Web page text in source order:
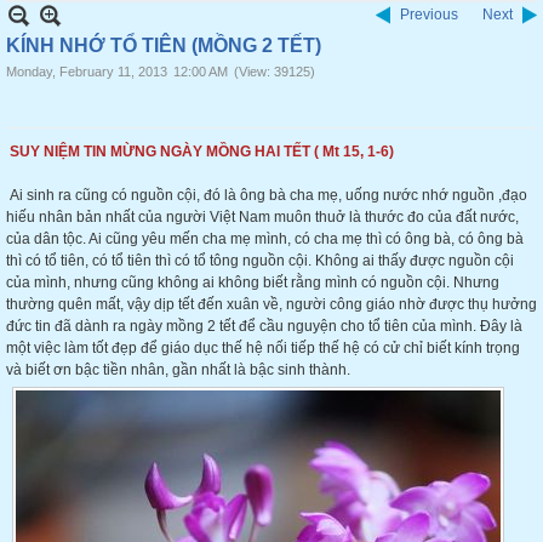
Previous Next
KÍNH NHỚ TỔ TIÊN (MỒNG 2 TẾT)
Monday, February 11, 2013 12:00 AM (View: 39125)
SUY NIỆM TIN MỪNG NGÀY MỒNG HAI TẾT ( Mt 15, 1-6)
Ai sinh ra cũng có nguồn cội, đó là ông bà cha mẹ, uống nước nhớ nguồn ,đạo
hiếu nhân bản nhất của người Việt Nam muôn thuở là thước đo của đất nước,
của dân tộc. Ai cũng yêu mến cha mẹ mình, có cha mẹ thì có ông bà, có ông bà
thì có tổ tiên, có tổ tiên thì có tổ tông nguồn cội. Không ai thấy được nguồn cội
của mình, nhưng cũng không ai không biết rằng mình có nguồn cội. Nhưng
thường quên mất, vậy dịp tết đến xuân về, người công giáo nhờ được thụ hưởng
đức tin đã dành ra ngày mồng 2 tết để cầu nguyện cho tổ tiên của mình. Đây là
một việc làm tốt đẹp để giáo dục thế hệ nối tiếp thế hệ có cử chỉ biết kính trọng
và biết ơn bậc tiền nhân, gần nhất là bậc sinh thành.